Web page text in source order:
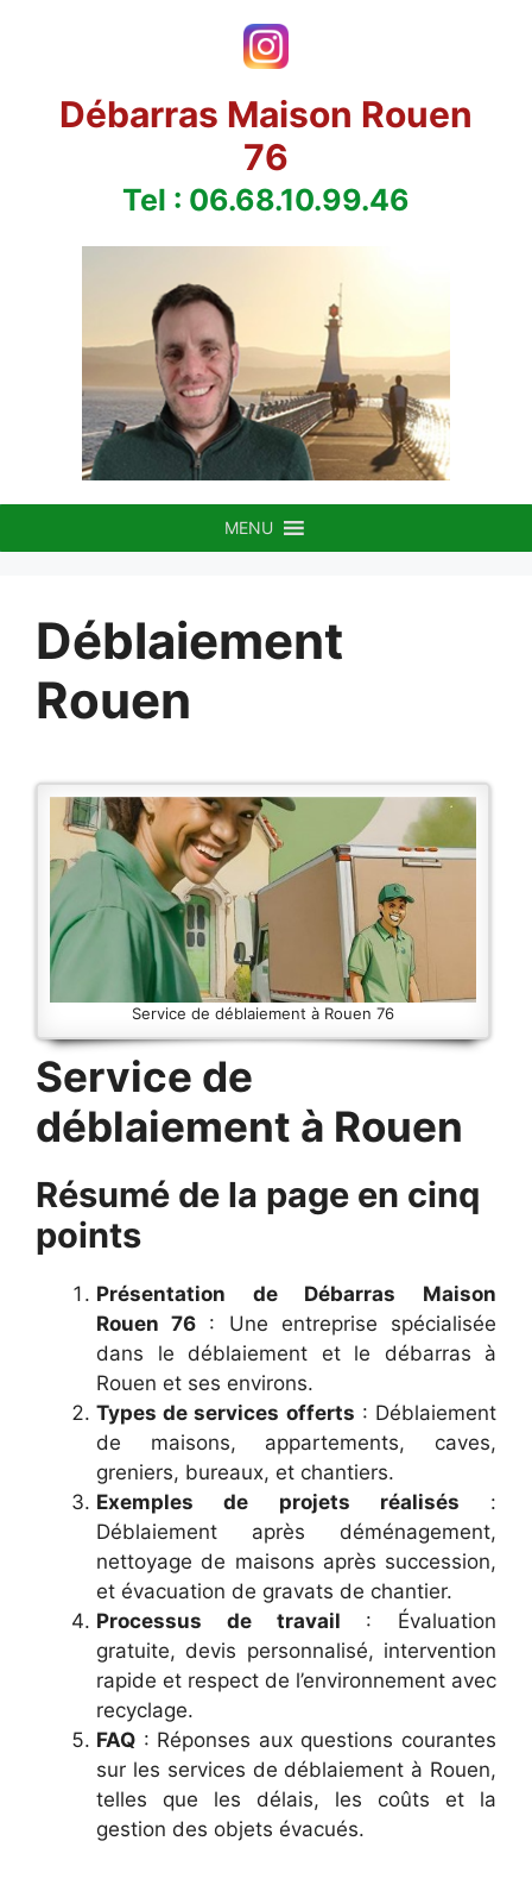
Débarras Maison Rouen
76
Tel : 06.68.10.99.46
MENU
Déblaiement
Rouen
Service de déblaiement à Rouen 76
Service de
déblaiement à Rouen
Résumé de la page en cinq
points
Présentation de Débarras Maison
Rouen 76 : Une entreprise spécialisée
dans le déblaiement et le débarras à
Rouen et ses environs.
Types de services offerts : Déblaiement
de maisons, appartements, caves,
greniers, bureaux, et chantiers.
Exemples de projets réalisés :
Déblaiement après déménagement,
nettoyage de maisons après succession,
et évacuation de gravats de chantier.
Processus de travail : Évaluation
gratuite, devis personnalisé, intervention
rapide et respect de l’environnement avec
recyclage.
FAQ : Réponses aux questions courantes
sur les services de déblaiement à Rouen,
telles que les délais, les coûts et la
gestion des objets évacués.